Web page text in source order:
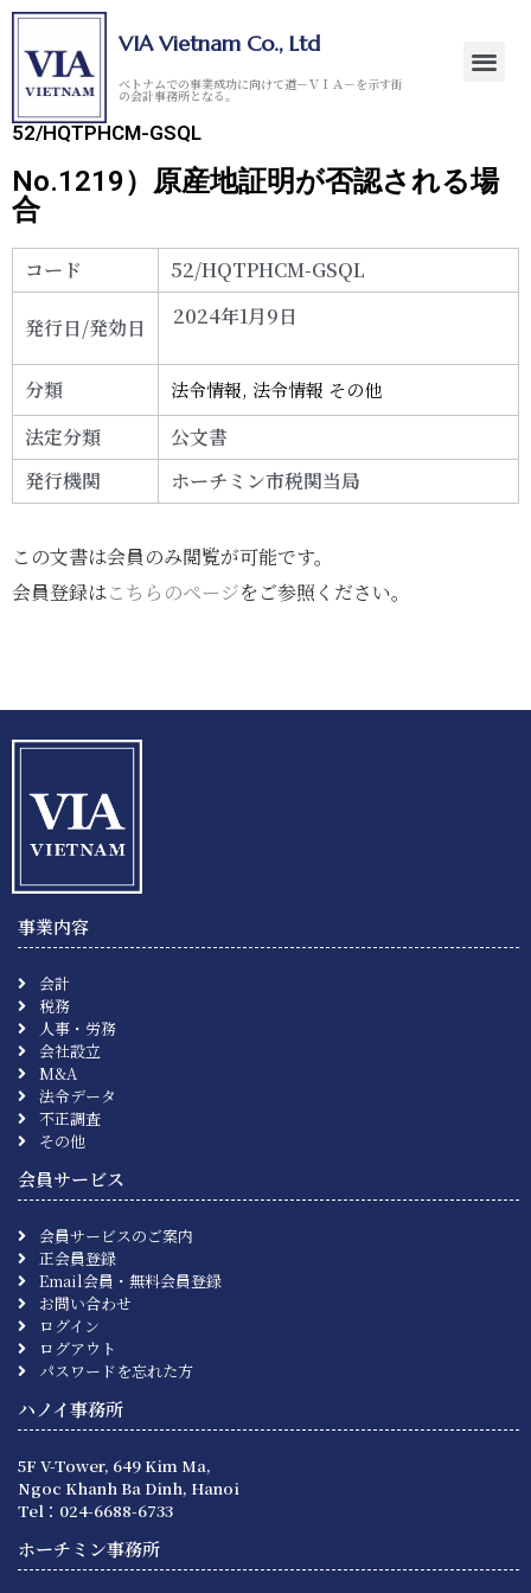
VIA Vietnam Co., Ltd
ベトナムでの事業成功に向けて道－ＶＩＡ－を示す街
の会計事務所となる。
52/HQTPHCM-GSQL
No.1219）原産地証明が否認される場
合
コード 52/HQTPHCM-GSQL
発行日/発効日 2024年1月9日
分類 法令情報,法令情報 その他
法定分類
公文書
発行機関
ホーチミン市税関当局
この文書は会員のみ閲覧が可能です。
会員登録はこちらのページをご参照ください。
事業内容
会計
税務
人事・労務
会社設立
M&A
法令データ
不正調査
その他
会員サービス
会員サービスのご案内
正会員登録
Email会員・無料会員登録
お問い合わせ
ログイン
ログアウト
パスワードを忘れた方
ハノイ事務所
5F V-Tower, 649 Kim Ma,
Ngoc Khanh Ba Dinh, Hanoi
Tel：024-6688-6733
ホーチミン事務所